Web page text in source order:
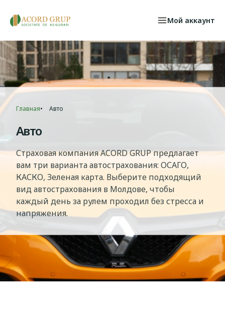
СТРАХОВОЙ СЛУЧАЙ Select your language
Физические лица
Мой аккаунт
Breadcrumb
Главная Авто
Авто
Страховая компания ACORD GRUP предлагает
вам три варианта автострахования: ОСАГО,
КАСКО, Зеленая карта. Выберите подходящий
вид автострахования в Молдове, чтобы
каждый день за рулем проходил без стресса и
напряжения.